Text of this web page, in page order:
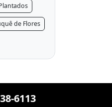
de Flores
6113